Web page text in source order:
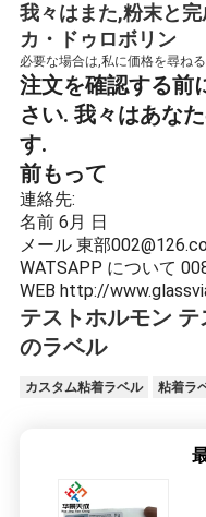
我々はまた,粉末と
カ・ドゥロボリン
必要な場合は,私に価格を尋ね
注文を確認する前
さい. 我々はあな
す.
前もって
連絡先:
名前 6月 日
メール 東部
WATSAPP について
WEB http://
テストホルモン
のラベル
カスタム粘着ラベル 粘着ラ